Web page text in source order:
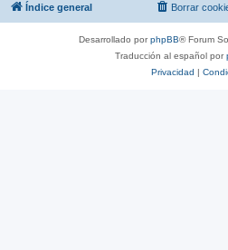
Índice general Borrar
Desarrollado porphpBB® Forum
Traducción al español por
Privacidad |